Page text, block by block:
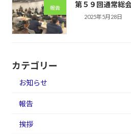
報告 第５９回通常総
2025年5月28日
カテゴリー
お知らせ
報告
挨拶